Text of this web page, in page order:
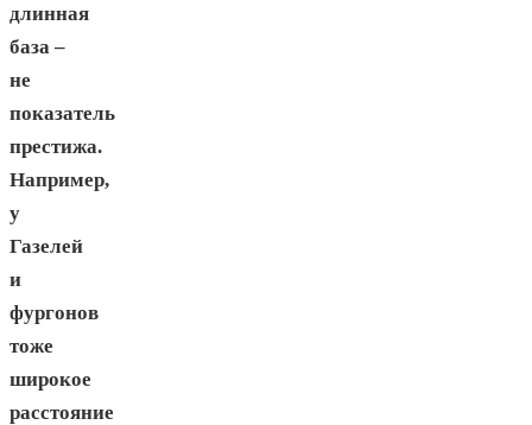
длинная
база –
не
показатель
престижа.
Например,
у
Газелей
и
фургонов
тоже
широкое
расстояние